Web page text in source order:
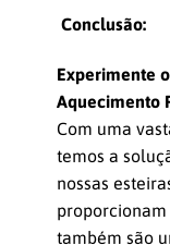
Conclusão:
Experimente
Aquecimento
Com uma
temos a
nossas
também são